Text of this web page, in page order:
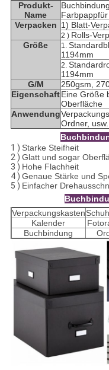
Produkt-
Name
Verpacken 1) Blatt-
2 ) Rolls-
Größe
1.
1194mm
2.
1194mm
G/M
250gsm,
EigenschaftEine Größe
Oberfläche
Anwendung
Ordner,
1 ) Starke Steifheit
2 ) Glatt und sogar
3 ) Hohe Flachheit
4 ) Genaue Stärke und
5 ) Einfacher
Verpackungskasten
Kalender
Buchbindung